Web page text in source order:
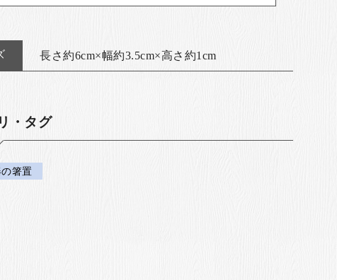
長さ約6cm×幅約3.5cm×高さ約1cm
・タグ
箸置